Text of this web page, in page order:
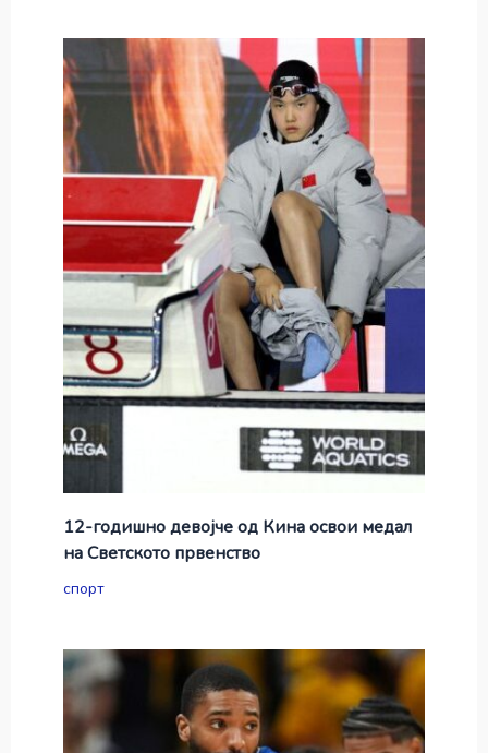
12-годишно девојче од Кина освои медал
на Светското првенство
спорт